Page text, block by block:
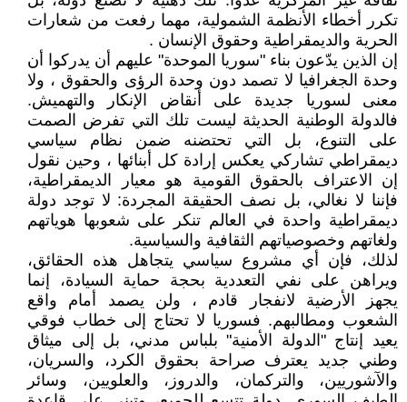
تكرر أخطاء الأنظمة الشمولية، مهما رفعت من شعارات
الحرية والديمقراطية وحقوق الإنسان .
إن الذين يدّعون بناء "سوريا الموحدة" عليهم أن يدركوا أن
وحدة الجغرافيا لا تصمد دون وحدة الرؤى والحقوق ، ولا
معنى لسوريا جديدة على أنقاض الإنكار والتهميش.
فالدولة الوطنية الحديثة ليست تلك التي تفرض الصمت
على التنوع، بل التي تحتضنه ضمن نظام سياسي
ديمقراطي تشاركي يعكس إرادة كل أبنائها ، وحين نقول
إن الاعتراف بالحقوق القومية هو معيار الديمقراطية،
فإننا لا نغالي، بل نصف الحقيقة المجردة: لا توجد دولة
ديمقراطية واحدة في العالم تنكر على شعوبها هوياتهم
ولغاتهم وخصوصياتهم الثقافية والسياسية.
لذلك، فإن أي مشروع سياسي يتجاهل هذه الحقائق،
ويراهن على نفي التعددية بحجة حماية السيادة، إنما
يجهز الأرضية لانفجار قادم ، ولن يصمد أمام واقع
الشعوب ومطالبهم. فسوريا لا تحتاج إلى خطاب فوقي
يعيد إنتاج "الدولة الأمنية" بلباس مدني، بل إلى ميثاق
وطني جديد يعترف صراحة بحقوق الكرد، والسريان،
والآشوريين، والتركمان، والدروز، والعلويين، وسائر